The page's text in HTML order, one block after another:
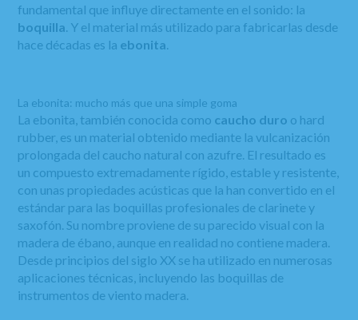
fundamental que influye directamente en el sonido: la
boquilla. Y el material más utilizado para fabricarlas desde
hace décadas es la ebonita.
La ebonita: mucho más que una simple goma
La ebonita, también conocida como caucho duro o hard
rubber, es un material obtenido mediante la vulcanización
prolongada del caucho natural con azufre. El resultado es
un compuesto extremadamente rígido, estable y resistente,
con unas propiedades acústicas que la han convertido en el
estándar para las boquillas profesionales de clarinete y
saxofón. Su nombre proviene de su parecido visual con la
madera de ébano, aunque en realidad no contiene madera.
Desde principios del siglo XX se ha utilizado en numerosas
aplicaciones técnicas, incluyendo las boquillas de
instrumentos de viento madera.